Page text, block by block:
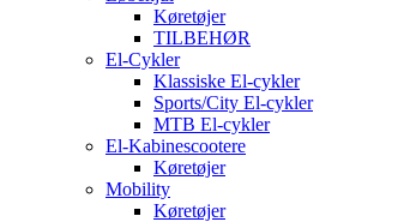
Køretøjer
TILBEHØR
El-Cykler
Klassiske El-cykler
Sports/City El-cykler
MTB El-cykler
El-Kabinescootere
Køretøjer
Mobility
Køretøjer